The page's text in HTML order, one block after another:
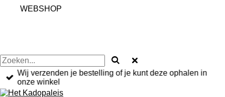
WEBSHOP
Wij verzenden je bestelling of je kunt deze ophalen in
onze winkel